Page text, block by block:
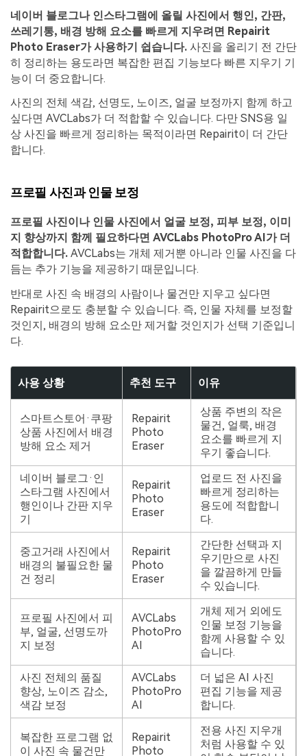
네이버 블로그나 인스타그램에 올릴 사진에서 행인, 간판,
쓰레기통, 배경 방해 요소를 빠르게 지우려면 Repairit
Photo Eraser가 사용하기 쉽습니다. 사진을 올리기 전 간단
히 정리하는 용도라면 복잡한 편집 기능보다 빠른 지우기 기
능이 더 중요합니다.
사진의 전체 색감, 선명도, 노이즈, 얼굴 보정까지 함께 하고
싶다면 AVCLabs가 더 적합할 수 있습니다. 다만 SNS용 일
상 사진을 빠르게 정리하는 목적이라면 Repairit이 더 간단
합니다.
프로필 사진과 인물 보정
프로필 사진이나 인물 사진에서 얼굴 보정, 피부 보정, 이미
지 향상까지 함께 필요하다면 AVCLabs PhotoPro AI가 더
적합합니다. AVCLabs는 개체 제거뿐 아니라 인물 사진을 다
듬는 추가 기능을 제공하기 때문입니다.
반대로 사진 속 배경의 사람이나 물건만 지우고 싶다면
Repairit으로도 충분할 수 있습니다. 즉, 인물 자체를 보정할
것인지, 배경의 방해 요소만 제거할 것인지가 선택 기준입니
다.
사용 상황 추천 도구 이유
스마트스토어·쿠팡
상품 사진에서 배경
방해 요소 제거
Repairit
Photo
Eraser
상품 주변의 작은
물건, 얼룩, 배경
요소를 빠르게 지
우기 좋습니다.
네이버 블로그·인
스타그램 사진에서
행인이나 간판 지우
기
Repairit
Photo
Eraser
업로드 전 사진을
빠르게 정리하는
용도에 적합합니
다.
중고거래 사진에서
배경의 불필요한 물
건 정리
Repairit
Photo
Eraser
간단한 선택과 지
우기만으로 사진
을 깔끔하게 만들
수 있습니다.
프로필 사진에서 피
부, 얼굴, 선명도까
지 보정
AVCLabs
PhotoPro
AI
개체 제거 외에도
인물 보정 기능을
함께 사용할 수 있
습니다.
사진 전체의 품질
향상, 노이즈 감소,
색감 보정
AVCLabs
PhotoPro
AI
더 넓은 AI 사진
편집 기능을 제공
합니다.
복잡한 프로그램 없
이 사진 속 물건만
Repairit
Photo
전용 사진 지우개
처럼 사용할 수 있